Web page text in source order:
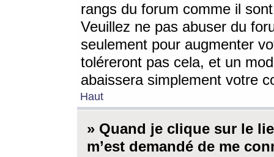
rangs du forum comme il
Veuillez ne pas abuser du
seulement pour augmenter
toléreront pas cela, et un
abaissera simplement votre
Haut
» Quand je clique sur le
m’est demandé de me